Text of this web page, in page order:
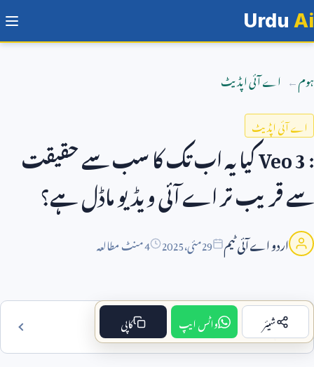
Urdu Ai
ہوم اے آئی اپڈیٹ
اے آئی اپڈیٹ
Veo 3 :کیا یہ اب تک کا سب سے حقیقت
سے قریب تر اے آئی ویڈیو ماڈل ہے؟
اردو اے آئی ٹیم 29مئی،2025 4 منٹ مطالعہ
فہرست مضمون
شیئر واٹس ایپ کاپی